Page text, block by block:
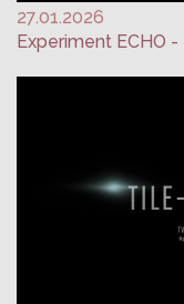
27.01.2026
Experiment ECHO